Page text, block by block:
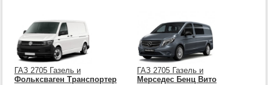
ГАЗ 2705 Газель и
Фольксваген Транспортер
ГАЗ 2705 Газель и
Мерседес Бенц Вито